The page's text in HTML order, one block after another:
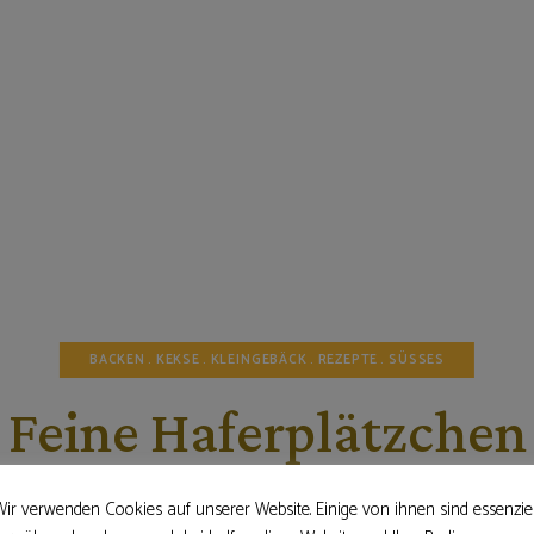
BACKEN KEKSE KLEINGEBÄCK REZEPTE SÜSSES
Feine Haferplätzchen
20. November 2024
verwenden Cookies auf unserer Website. Einige von ihnen sind